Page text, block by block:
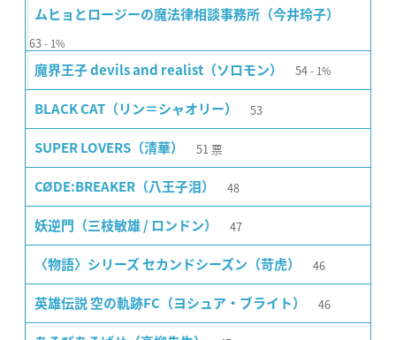
ムヒョとロージーの魔法律相談事務所（今井玲子）
63 1%
魔界王子 devils and realist（ソロモン） 54 1%
BLACK CAT（リン＝シャオリー） 53
SUPER LOVERS（清華） 51 票
CØDE:BREAKER（八王子泪） 48
妖逆門（三枝敏雄 / ロンドン） 47
〈物語〉シリーズ セカンドシーズン（苛虎） 46
英雄伝説 空の軌跡FC（ヨシュア・ブライト） 46